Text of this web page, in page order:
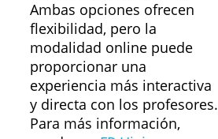
Ambas opciones ofrecen
flexibilidad, pero la
modalidad online puede
proporcionar una
experiencia más interactiva
y directa con los profesores.
Para más información,